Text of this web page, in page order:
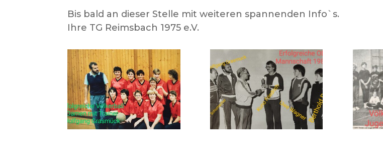
Bis bald an dieser Stelle mit weiteren spannenden Info`s.
Ihre TG Reimsbach 1975 e.V.